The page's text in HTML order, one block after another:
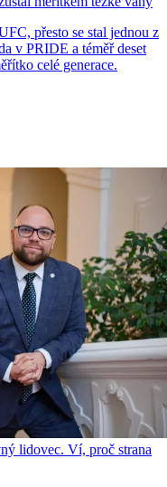
přesto se stal jednou z
v PRIDE a téměř deset
celé generace.
lidovec. Ví, proč strana